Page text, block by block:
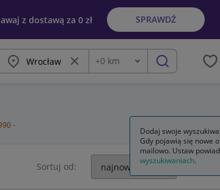
z dostawą za 0 zł SPRAWDŹ
Miasto Wyczyść frazę
Odległość
+0 km szukaj
-
Sortuj od:
Dodaj swoje
Gdy pojawią się nowe
mailowo. Ustaw
wyszukiwaniach.